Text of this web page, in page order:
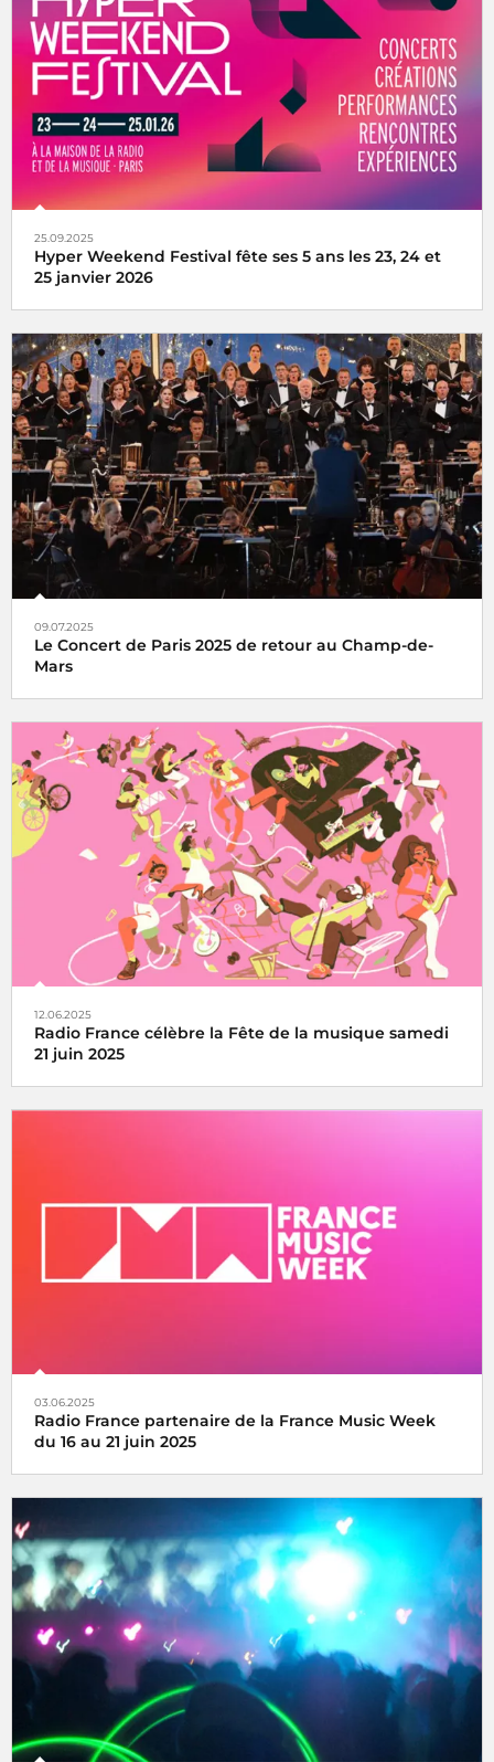
25.09.2025
Hyper Weekend Festival fête ses 5 ans les 23, 24 et
25 janvier 2026
l'Hyper Weekend Festival vous donne rendez-vous à la
Maison de la Radio et de la Musique les 23, 24 et 25 janvier
2026
09.07.2025
Le Concert de Paris 2025 de retour au Champ-de-
Mars
Le Concert de Paris du 14 juillet revient au pied de la Tour
Eiffel toujours en direct sur France Inter, France 2 et dans
le monde entier
12.06.2025
Radio France célèbre la Fête de la musique samedi
21 juin 2025
03.06.2025
Radio France partenaire de la France Music Week
du 16 au 21 juin 2025
Une semaine internationale dédiée à la musique du 16 au
21 juin 2025